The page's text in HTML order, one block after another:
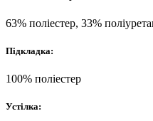
63% поліестер, 33%
Підкладка:
100% поліестер
Устілка: